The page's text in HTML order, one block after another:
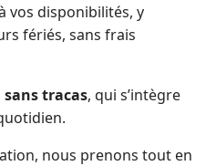
vos disponibilités, y
fériés, sans frais
sans tracas, qui s’intègre
nous prenons tout en